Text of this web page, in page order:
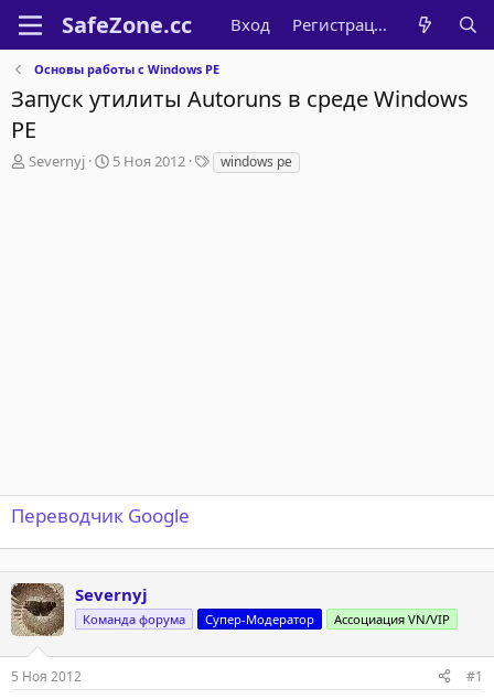
Вход Регистрация
Основы работы с Windows PE
Запуск утилиты Autoruns в среде Windows
PE
А
Severnyj
Д
5 Ноя 2012
Т
е
windows pe
Переводчик Google
Severnyj
Команда форума Супер-Модератор Ассоциация VN/VIP
5 Ноя 2012 #1